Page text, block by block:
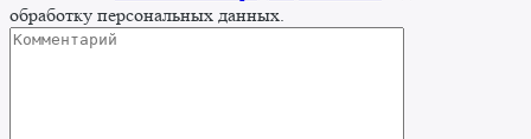
обработку персональных данных.